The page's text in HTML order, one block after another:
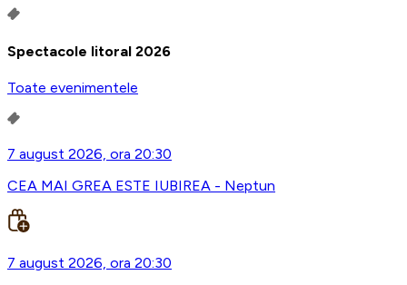
Spectacole litoral 2026
Toate evenimentele
7 august 2026, ora 20:30
CEA MAI GREA ESTE IUBIREA - Neptun
7 august 2026, ora 20:30